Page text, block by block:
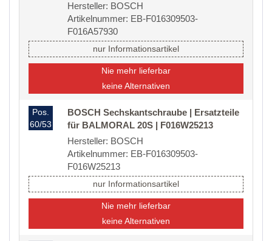
Hersteller: BOSCH
Artikelnummer: EB-F016309503-
F016A57930
nur Informationsartikel
Nie mehr lieferbar
keine Alternativen
Pos.
60/53
BOSCH Sechskantschraube | Ersatzteile
für BALMORAL 20S | F016W25213
Hersteller: BOSCH
Artikelnummer: EB-F016309503-
F016W25213
nur Informationsartikel
Nie mehr lieferbar
keine Alternativen